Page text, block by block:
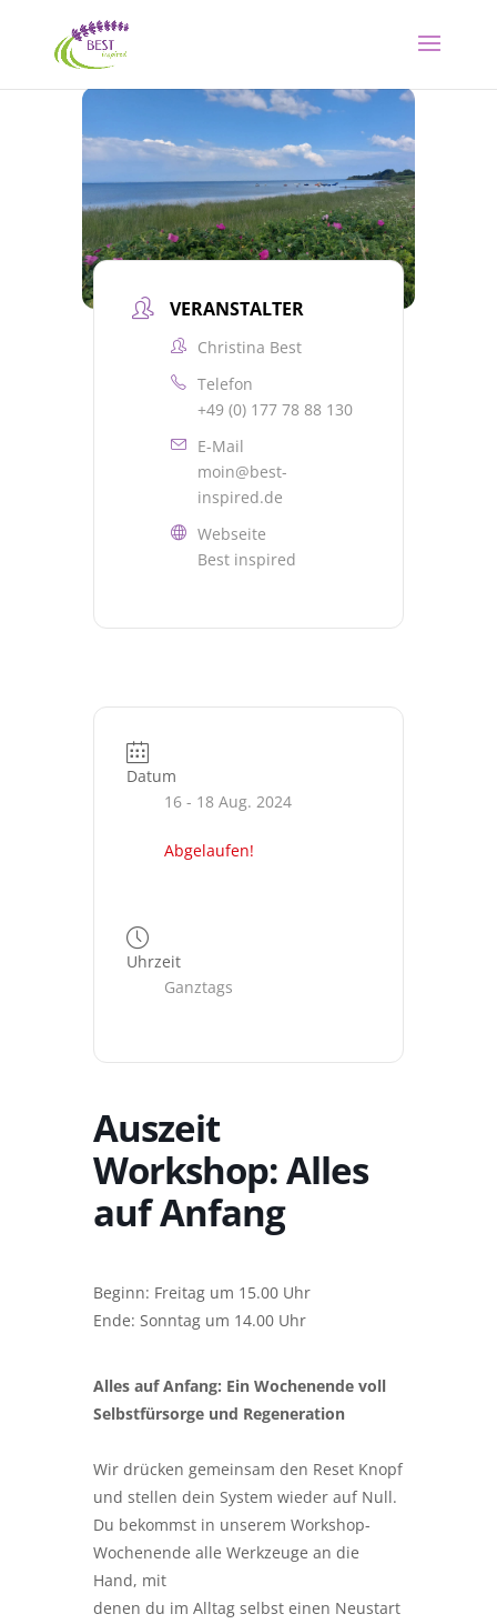
VERANSTALTER
Christina Best
Telefon
+49 (0) 177 78 88 130
E-Mail
moin@best-
inspired.de
Webseite
Best inspired
Datum
16 - 18 Aug. 2024
Abgelaufen!
Uhrzeit
Ganztags
Auszeit
Workshop: Alles
auf Anfang
Beginn: Freitag um 15.00 Uhr
Ende: Sonntag um 14.00 Uhr
Alles auf Anfang: Ein Wochenende voll
Selbstfürsorge und Regeneration
Wir drücken gemeinsam den Reset Knopf
und stellen dein System wieder auf Null.
Du bekommst in unserem Workshop-
Wochenende alle Werkzeuge an die
Hand, mit
denen du im Alltag selbst einen Neustart